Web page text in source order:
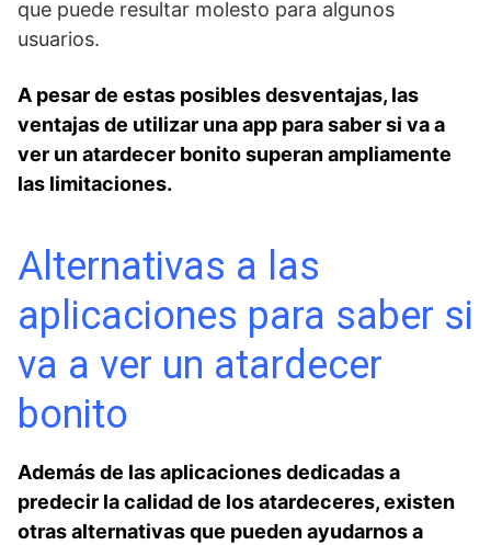
que puede resultar molesto para algunos⁣
usuarios.
A pesar de estas posibles desventajas, las
ventajas de utilizar ⁤una app para saber ‌si va a
ver un atardecer bonito superan ampliamente
las limitaciones.
Alternativas a las
aplicaciones para saber si
va a ver un atardecer
bonito
Además de las aplicaciones ⁣dedicadas a
predecir la calidad de ⁢los atardeceres, existen
otras alternativas que pueden⁤ ayudarnos a